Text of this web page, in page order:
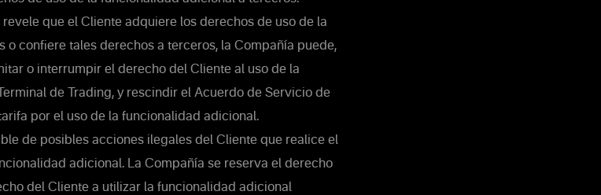
que el Cliente adquiere los derechos de uso de la
confiere tales derechos a terceros, la Compañía puede,
o interrumpir el derecho del Cliente al uso de la
de Trading, y rescindir el Acuerdo de Servicio de
por el uso de la funcionalidad adicional.
de posibles acciones ilegales del Cliente que realice el
adicional. La Compañía se reserva el derecho
del Cliente a utilizar la funcionalidad adicional